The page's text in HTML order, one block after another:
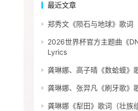
最近文章
郑秀文《陨石与地球》歌词
2026世界杯官方主题曲《
Lyrics
龚琳娜、高子晴《数蛤蟆》
龚琳娜、张羿凡《刷牙歌》
龚琳娜《犁田》歌词（壮族